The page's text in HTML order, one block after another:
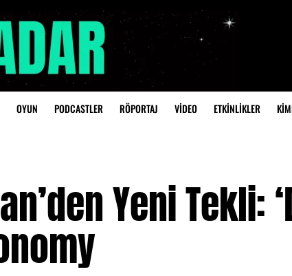
OYUN PODCASTLER RÖPORTAJ VİDEO ETKİNLİKLER
Yeni Tekli: